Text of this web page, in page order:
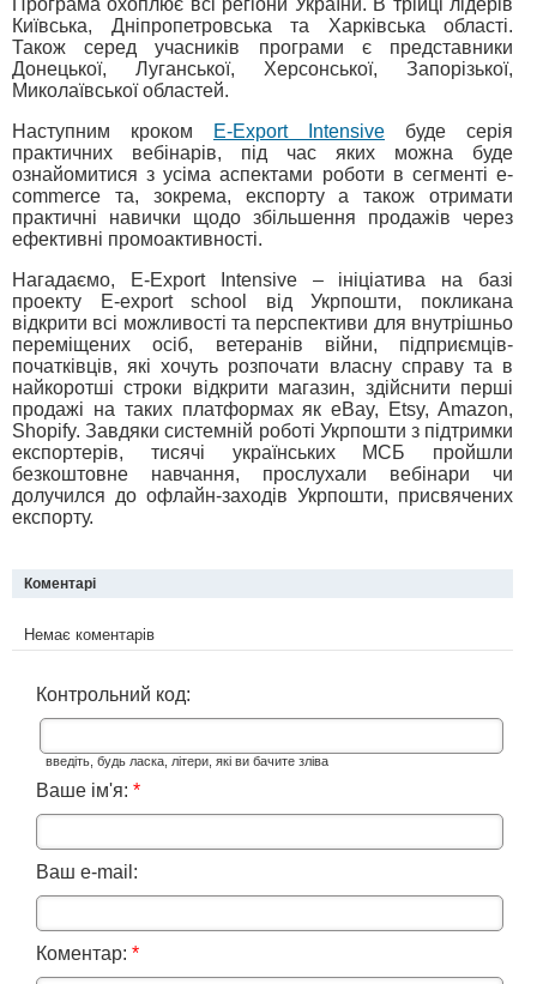
Програма охоплює всі регіони України. В трійці лідерів
Київська, Дніпропетровська та Харківська області.
Також серед учасників програми є представники
Донецької, Луганської, Херсонської, Запорізької,
Миколаївської областей.
Наступним кроком
E-Export Intensive буде серія
практичних вебінарів, під час яких можна буде
ознайомитися з усіма аспектами роботи в сегменті e-
commerce та, зокрема, експорту а також отримати
практичні навички щодо збільшення продажів через
ефективні промоактивності.
Нагадаємо, E-Export Intensive – ініціатива на базі
проекту E-export school від Укрпошти, покликана
відкрити всі можливості та перспективи для внутрішньо
переміщених осіб, ветеранів війни, підприємців-
початківців, які хочуть розпочати власну справу та в
найкоротші строки відкрити магазин, здійснити перші
продажі на таких платформах як eBay, Etsy, Amazon,
Shopify. Завдяки системній роботі Укрпошти з підтримки
експортерів, тисячі українських МСБ пройшли
безкоштовне навчання, прослухали вебінари чи
долучился до офлайн-заходів Укрпошти, присвячених
експорту.
Коментарі
Немає коментарів
Контрольний код:
введіть, будь ласка, літери, які ви бачите зліва
Ваше ім'я: *
Ваш e-mail:
Коментар: *